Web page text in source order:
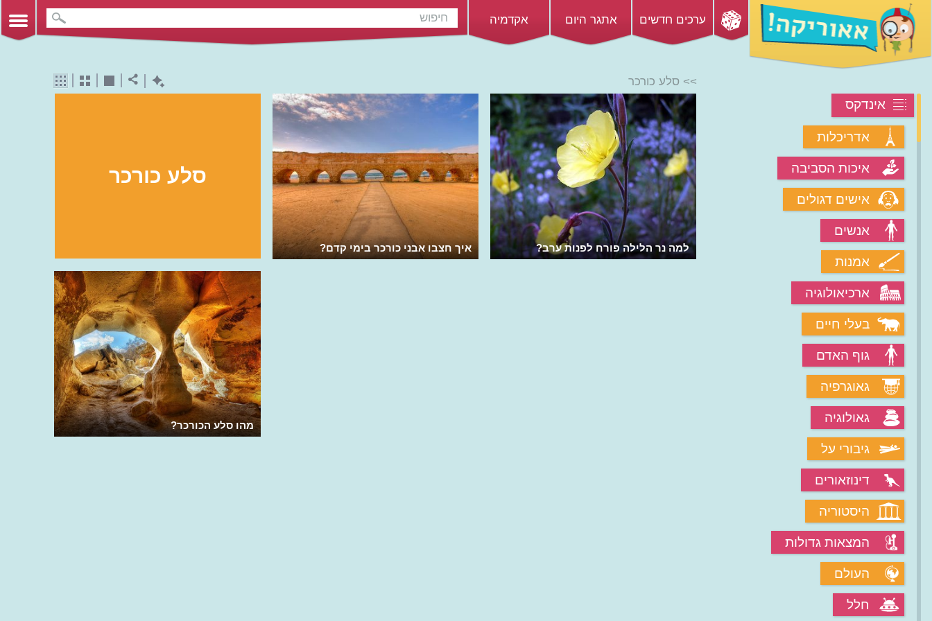
ערכים חדשים אתגר היום אקדמיה
אינדקס
אדריכלות
איכות הסביבה
אישים דגולים
אנשים
אמנות
ארכיאולוגיה
בעלי חיים
גוף האדם
גאוגרפיה
גאולוגיה
גיבורי על
דינוזאורים
היסטוריה
המצאות גדולות
העולם
חלל
>> סלע כורכר
סלע כורכר
איך חצבו אבני כורכר בימי קדם? למה נר הלילה פורח לפנות ערב?
מהו סלע הכורכר?